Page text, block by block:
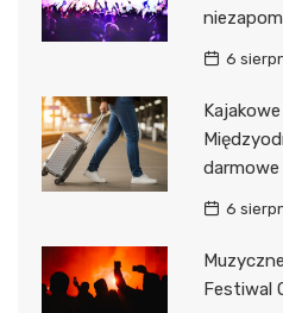
6
darmowe
6
Festiwal